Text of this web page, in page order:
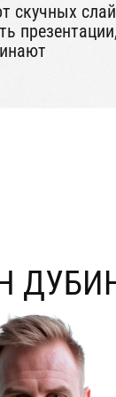
Академия», «НИД»,
и др.